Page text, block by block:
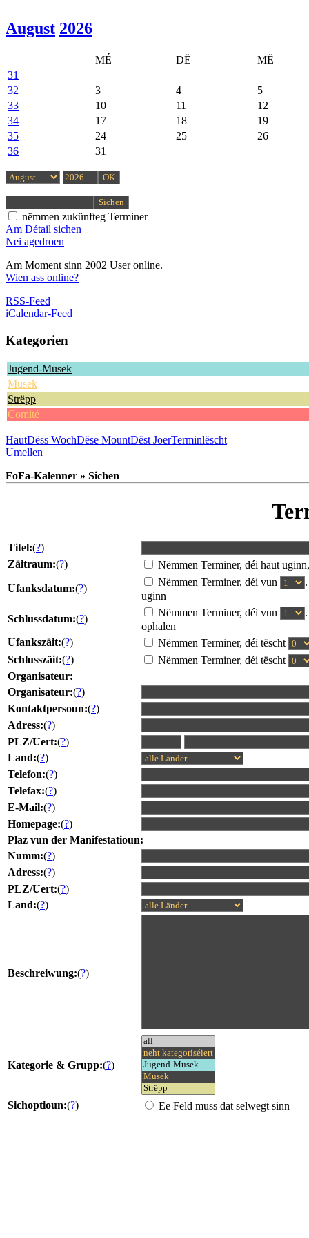
August 2026
MÉ DË
MË
31
32
3 4
5
33
10 11
12
34
17 18
19
35
24 25
26
36
31
nëmmen zukünfteg Terminer
Am Détail sichen
Nei agedroen
Am Moment sinn 2002 User online.
Wien ass online?
RSS-Feed
iCalendar-Feed
Kategorien
Jugend-Musek
Musek
Strëpp
Comité
HautDëss WochDëse MountDëst JoerTerminlëscht
Umellen
FoFa-Kalenner » Sichen
Titel:(?)
Zäitraum:(?)
Nëmmen Terminer, déi haut
Ufanksdatum:(?)
Nëmmen Terminer, déi vun
uginn
Schlussdatum:(?)
Nëmmen Terminer, déi vun
ophalen
Ufankszäit:(?)
Nëmmen Terminer, déi tëscht
Schlusszäit:(?)
Nëmmen Terminer, déi tëscht
Organisateur:
Organisateur:(?)
Kontaktpersoun:(?)
Adress:(?)
PLZ/Uert:(?)
Land:(?)
Telefon:(?)
Telefax:(?)
E-Mail:(?)
Homepage:(?)
Plaz vun der Manifestatioun:
Numm:(?)
Adress:(?)
PLZ/Uert:(?)
Land:(?)
Beschreiwung:(?)
Kategorie & Grupp:(?)
Sichoptioun:(?) Ee Feld muss dat selwegt sinn